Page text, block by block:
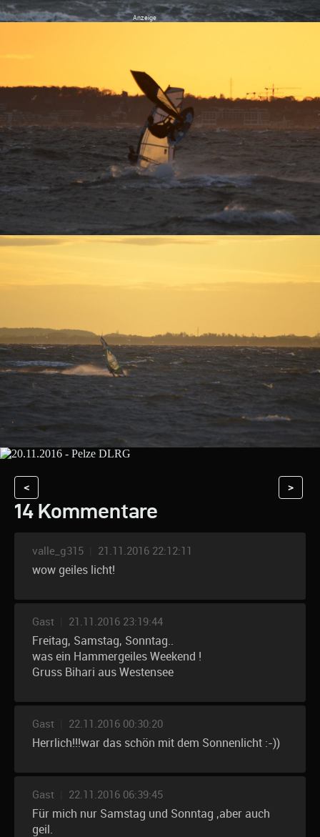
< >
14 Kommentare
valle_g315 21.11.2016 22:12:11
wow geiles licht!
Gast 21.11.2016 23:19:44
Freitag, Samstag, Sonntag..
was ein Hammergeiles Weekend !
Gruss Bihari aus Westensee
Gast 22.11.2016 00:30:20
Herrlich!!!war das schön mit dem Sonnenlicht :-))
Gast 22.11.2016 06:39:45
Für mich nur Samstag und Sonntag ,aber auch
geil.